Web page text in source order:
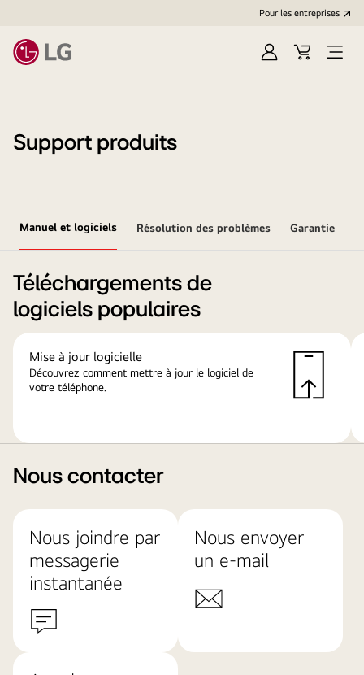
Pour les entreprises
Se
Panier
Support produits
Manuel et logiciels Résolution des problèmes Garantie
Téléchargements de
logiciels populaires
Mise à jour logicielle
Découvrez comment mettre à jour le logiciel de
votre téléphone.
Nous contacter
Nous joindre par
messagerie
instantanée
Nous envoyer
un e-mail